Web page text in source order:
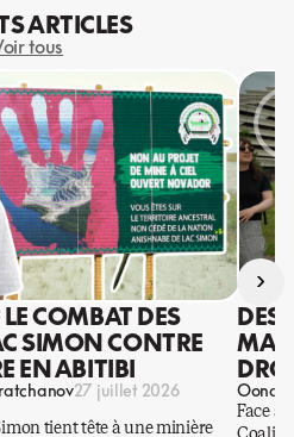
ARTICLES
tous
COMBAT DES
SIMON CONTRE
EN ABITIBI
27 juillet 2026
tient tête à une minière
DES
Oona
Face à
›